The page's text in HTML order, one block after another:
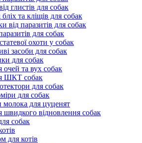
глистів для собак
бліх та кліщів для собак
від паразитів для собак
для собак
охоти у собак
засоби для собак
для собак
очей та вух собак
ШКТ собак
для собак
для собак
молока для цуценят
швидкого відновлення собак
собак
для котів